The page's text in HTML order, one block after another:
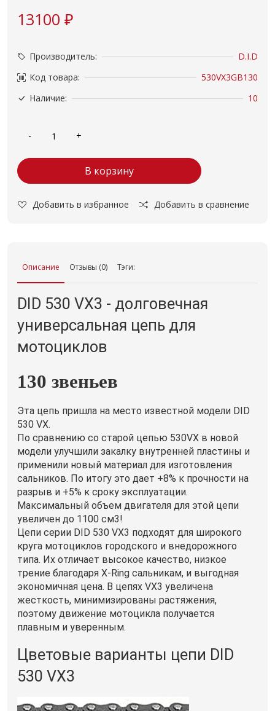
13100 ₽
Производитель:
D.I.D
Код товара:
530VX3GB130
Наличие:
10
В корзину
Добавить в избранное Добавить в сравнение
Описание Отзывы (0) Тэги:
DID 530 VX3 - долговечная
универсальная цепь для
мотоциклов
130 звеньев
Эта цепь пришла на место известной модели DID
530 VX.
По сравнению со старой цепью 530VX в новой
модели улучшили закалку внутренней пластины и
применили новый материал для изготовления
сальников. По итогу это дает +8% к прочности на
разрыв и +5% к сроку эксплуатации.
Максимальный объем двигателя для этой цепи
увеличен до 1100 см3!
Цепи серии DID 530 VX3 подходят для широкого
круга мотоциклов городского и внедорожного
типа. Их отличает высокое качество, низкое
трение благодаря X-Ring сальникам, и выгодная
экономичная цена. В цепях VX3 увеличена
жесткость, минимизированы растяжения,
поэтому движение мотоцикла получается
плавным и уверенным.
Цветовые варианты цепи DID
530 VX3